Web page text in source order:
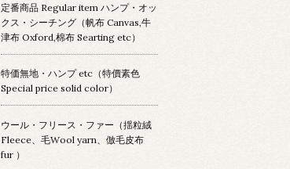
定番商品 Regular item ハンプ・オッ
クス・シーチング（帆布 Canvas,牛
津布 Oxford,棉布 Searting etc）
特価無地・ハンプ etc（特價素色
Special price solid color）
ウール・フリース・ファー（揺粒絨
Fleece、毛Wool yarn、倣毛皮布
fur ）